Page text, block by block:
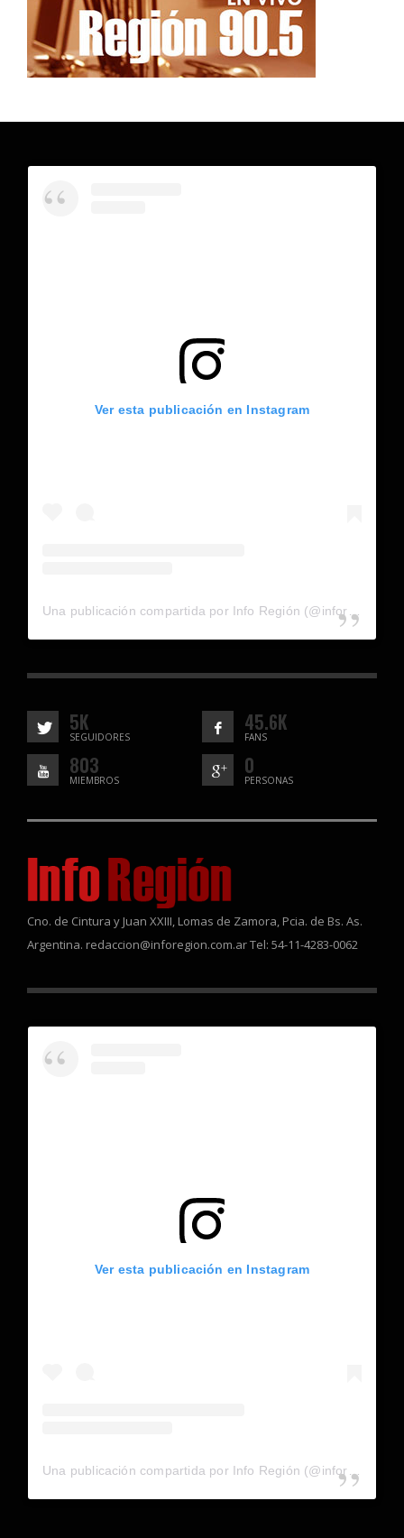
Ver esta publicación en Instagram
5K
SEGUIDORES
45.6K
FANS
803
MIEMBROS
0
PERSONAS
Cno. de Cintura y Juan XXIII, Lomas de Zamora, Pcia. de Bs. As.
Argentina. redaccion@inforegion.com.ar Tel: 54-11-4283-0062
Ver esta publicación en Instagram